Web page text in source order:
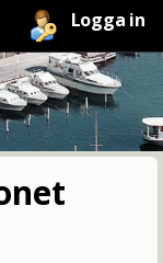
Logga in